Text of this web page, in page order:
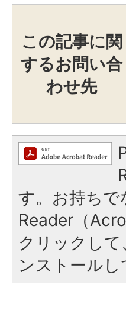
この記事に関
するお問い合
わせ先
す。お持ち
Reader（
クリックし
ンストールし